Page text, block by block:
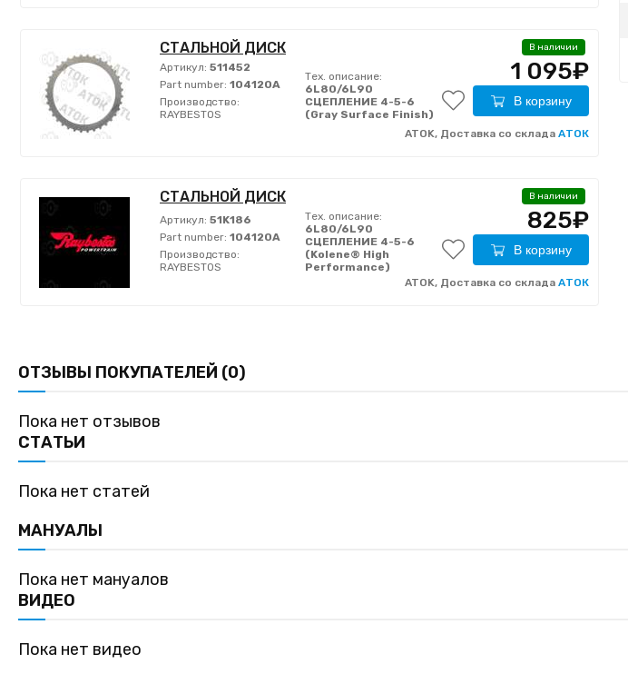
СТАЛЬНОЙ ДИСК
Артикул: 511452
Part number: 104120A
Производство:
RAYBESTOS
Тех. описание:
6L80/6L90
СЦЕПЛЕНИЕ 4-5-6
(Gray Surface Finish)
В наличии
1 095₽
В корзину
ATOK, Доставка со склада АТОК
СТАЛЬНОЙ ДИСК
Артикул: 51K186
Part number: 104120A
Производство:
RAYBESTOS
Тех. описание:
6L80/6L90
СЦЕПЛЕНИЕ 4-5-6
(Kolene® High
Performance)
В наличии
825₽
В корзину
ATOK, Доставка со склада АТОК
ОТЗЫВЫ ПОКУПАТЕЛЕЙ (0)
Пока нет отзывов
СТАТЬИ
Пока нет статей
МАНУАЛЫ
Пока нет мануалов
ВИДЕО
Пока нет видео